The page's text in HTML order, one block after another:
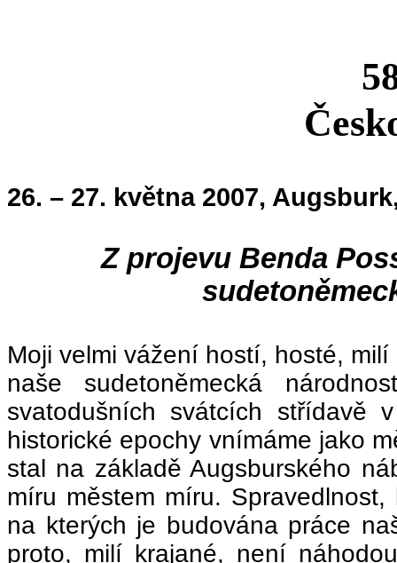
26. – 27. května 2007,
Z projevu Benda
Moji velmi vážení hostí, hosté, milí
naše sudetoněmecká
svatodušních svátcích střídavě
historické epochy vnímáme jako
stal na základě Augsburského
míru městem míru.
na kterých je budována práce
proto, milí krajané, není